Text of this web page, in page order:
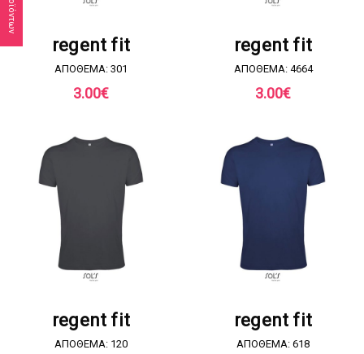
regent fit
ΑΠΟΘΕΜΑ: 301
3.00€
regent fit
ΑΠΟΘΕΜΑ: 4664
3.00€
regent fit
ΑΠΟΘΕΜΑ: 120
regent fit
ΑΠΟΘΕΜΑ: 618